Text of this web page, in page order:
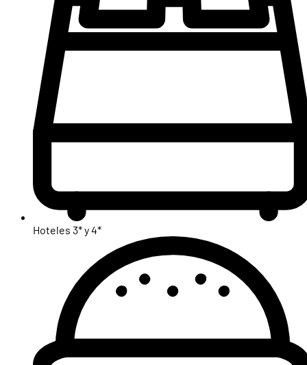
Hoteles 3* y 4*